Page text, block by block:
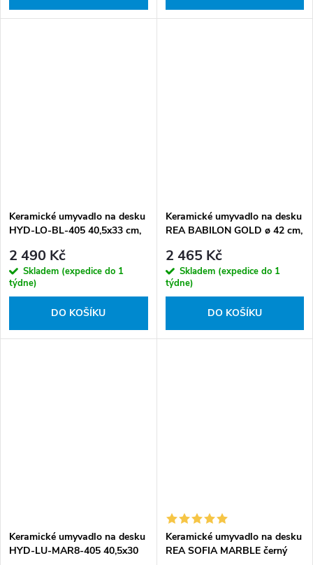
Keramické umyvadlo na desku
HYD-LO-BL-405 40,5x33 cm,
2 490 Kč
Skladem (expedice do 1
týdne)
DO KOŠÍKU
Keramické umyvadlo na desku
REA BABILON GOLD ø 42 cm,
2 465 Kč
Skladem (expedice do 1
týdne)
DO KOŠÍKU
Keramické umyvadlo na desku
HYD-LU-MAR8-405 40,5x30
Keramické umyvadlo na desku
REA SOFIA MARBLE černý